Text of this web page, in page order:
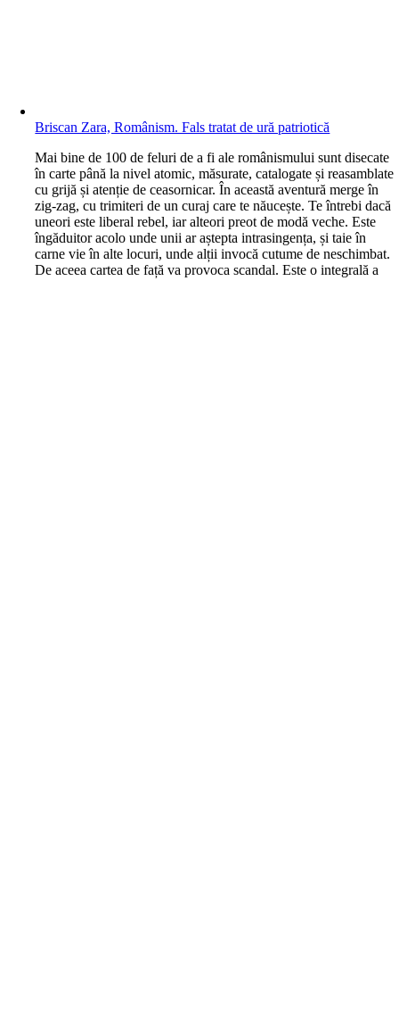
Briscan Zara, Românism. Fals tratat de ură patriotică
Mai bine de 100 de feluri de a fi ale românismului sunt disecate
în carte până la nivel atomic, măsurate, catalogate și reasamblate
cu grijă și atenție de ceasornicar. În această aventură merge în
zig-zag, cu trimiteri de un curaj care te năucește. Te întrebi dacă
uneori este liberal rebel, iar alteori preot de modă veche. Este
îngăduitor acolo unde unii ar aștepta intrasingența, și taie în
carne vie în alte locuri, unde alții invocă cutume de neschimbat.
De aceea cartea de față va provoca scandal. Este o integrală a